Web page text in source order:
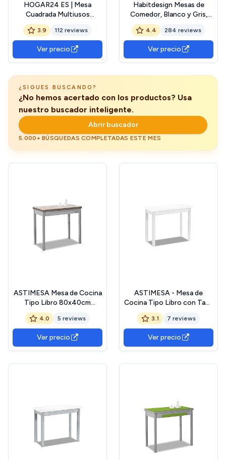
HOGAR24 ES | Mesa
Cuadrada Multiusos
Comedor Cocina |
Dimensiones 90 x 90 cm
Extensible Libro a 180 x 90
cm | Color Roble
3.9 112 reviews
Ver precio
Habitdesign Mesas de
Comedor, Blanco y Gris,
120 x 70 x 73,5 cm
4.4 284 reviews
Ver precio
¿SIGUES BUSCANDO?
¿No hemos acertado con los productos? Usa
nuestro buscador inteligente.
Abrir buscador
5.000+ BÚSQUEDAS COMPLETADAS ESTE MES
ASTIMESA Mesa de Cocina
Tipo Libro 80x40cm
Laminado Amundsen
4.0 5 reviews
Ver precio
ASTIMESA - Mesa de
Cocina Tipo Libro con Tapa
de Madera Laminada en
Color Blanco - Estructura
Madera Laminada Blanca -
Ideal para Espacios
Pequeños - Mesa
3.1 7 reviews
Ver precio